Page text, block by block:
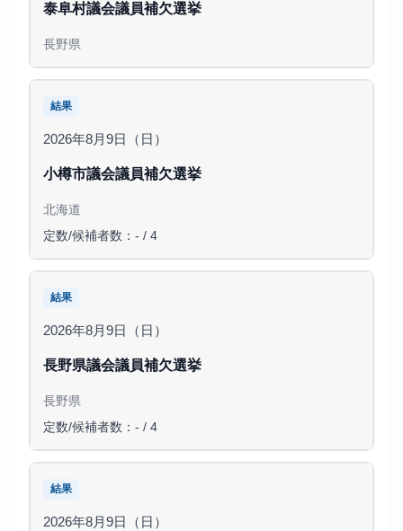
泰阜村議会議員補欠選挙
長野県
結果
2026年8月9日（日）
小樽市議会議員補欠選挙
北海道
定数/候補者数：- / 4
結果
2026年8月9日（日）
長野県議会議員補欠選挙
長野県
定数/候補者数：- / 4
結果
2026年8月9日（日）